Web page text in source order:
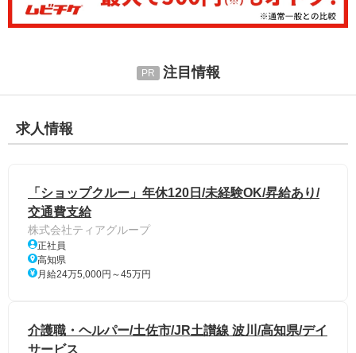
注目情報
求人情報
「ショップクルー」年休120日/未経験OK/昇給あり/
交通費支給
株式会社ティアグループ
正社員
高知県
月給24万5,000円～45万円
介護職・ヘルパー/土佐市/JR土讃線 波川/高知県/デイ
サービス